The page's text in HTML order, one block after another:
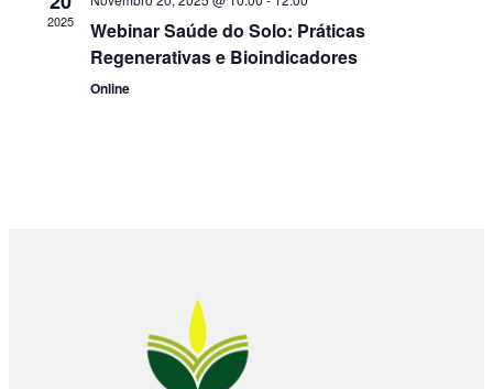
2025
Webinar Saúde do Solo: Práticas
Regenerativas e Bioindicadores
Online